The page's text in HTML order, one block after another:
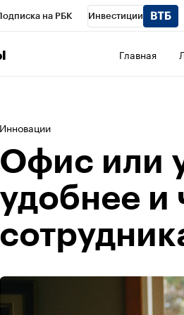
на РБК Инвестиции
Главная
Инновации
Офис или
удобнее и